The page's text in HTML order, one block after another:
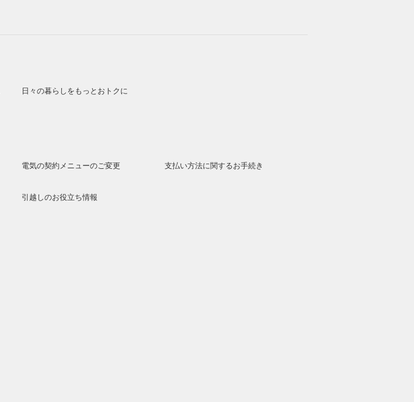
日々の暮らしをもっとおトクに
電気の契約メニューのご変更 支払い方法に関するお手続き
引越しのお役立ち情報